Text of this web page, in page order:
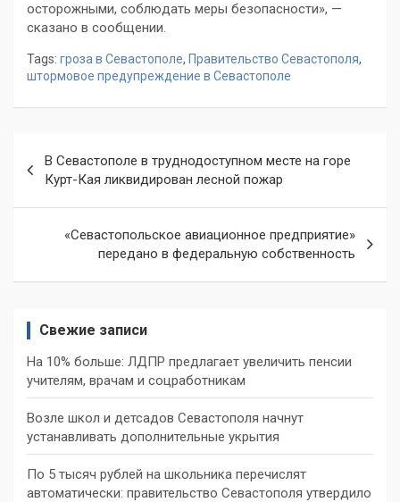
осторожными, соблюдать меры безопасности», —
сказано в сообщении.
Tags: гроза в Севастополе, Правительство Севастополя,
штормовое предупреждение в Севастополе
по
записям
В Севастополе в труднодоступном месте на горе
Курт-Кая ликвидирован лесной пожар
«Севастопольское авиационное предприятие»
передано в федеральную собственность
Свежие записи
На 10% больше: ЛДПР предлагает увеличить пенсии
учителям, врачам и соцработникам
Возле школ и детсадов Севастополя начнут
устанавливать дополнительные укрытия
По 5 тысяч рублей на школьника перечислят
автоматически: правительство Севастополя утвердило